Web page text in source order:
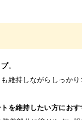
書送り先
。
維持しながらしっか
を維持したい方におす